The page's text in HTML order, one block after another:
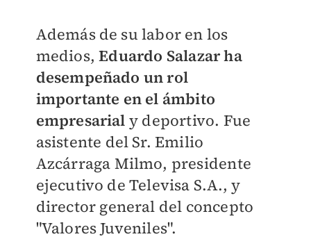
Además de su labor en los
medios,Eduardo Salazar ha
desempeñado un rol
importante en el ámbito
empresarial y deportivo. Fue
asistente del Sr. Emilio
Azcárraga Milmo, presidente
ejecutivo de Televisa S.A., y
director general del concepto
"Valores Juveniles".